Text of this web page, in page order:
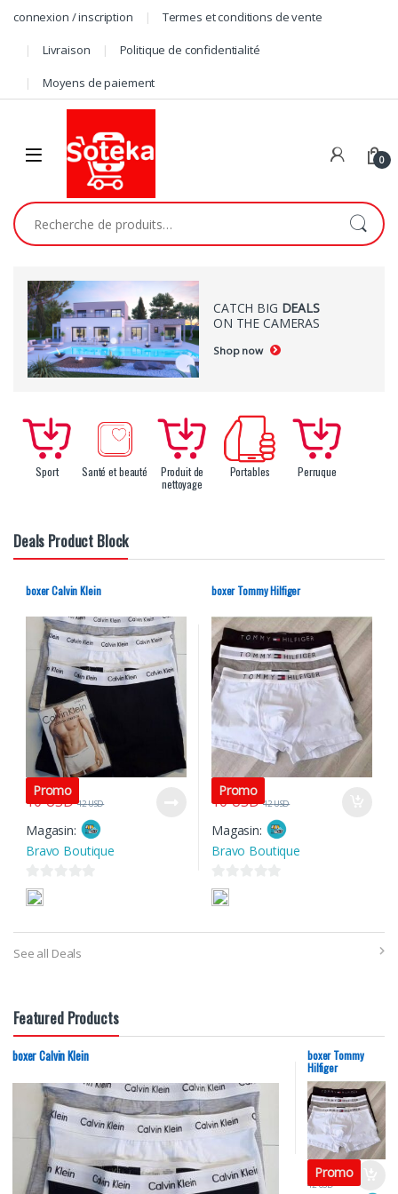
connexion / inscription Termes et conditions de vente
Livraison Politique de confidentialité
Moyens de paiement
0
CATCH BIG DEALS
ON THE CAMERAS
Shop now
Sport Santé et beauté
Produit de
nettoyage
Portables Perruque
Deals Product Block
boxer Calvin Klein
Promo
10USD 12USD
Magasin:
Bravo Boutique
0
s
boxer Tommy Hilfiger
Promo
10USD 12USD
Magasin:
Bravo Boutique
0
s
See all Deals
Featured Products
boxer Calvin Klein
boxer Tommy
Hilfiger
Promo
10USD
12USD